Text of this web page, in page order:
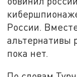
России.
альтернативы
пока нет.